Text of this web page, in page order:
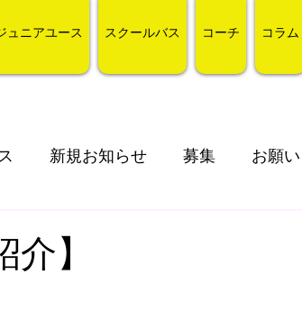
ュニアユース スクールバス コーチ コラム
新規お知らせ 募集 お願い
】